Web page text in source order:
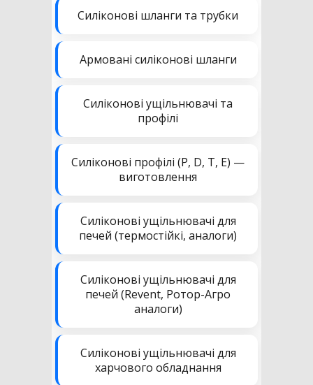
Силіконові шланги та трубки
Армовані силіконові шланги
Силіконові ущільнювачі та
профілі
Силіконові профілі (P, D, T, E) —
виготовлення
Силіконові ущільнювачі для
печей (термостійкі, аналоги)
Силіконові ущільнювачі для
печей (Revent, Ротор-Агро
аналоги)
Силіконові ущільнювачі для
харчового обладнання